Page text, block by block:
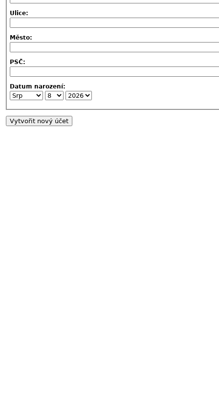
Ulice:
Město:
PSČ:
Datum narození: